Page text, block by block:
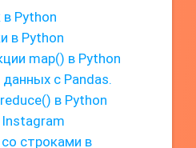
в Python
в Python
map() в Python
с Pandas.
в Python
Instagram
строками в